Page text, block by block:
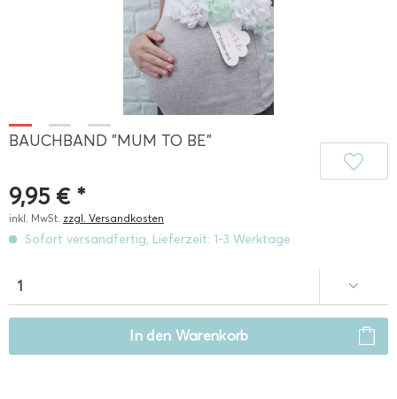
BAUCHBAND "MUM TO BE"
9,95 € *
inkl. MwSt. zzgl. Versandkosten
Sofort versandfertig, Lieferzeit: 1-3 Werktage
In den Warenkorb